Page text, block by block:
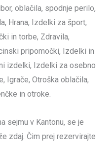
oblačila, spodnje perilo,
Hrana, Izdelki za šport,
in torbe, Zdravila,
pripomočki, Izdelki in
izdelki, Izdelki za osebno
Igrače, Otroška oblačila,
in otroke.
sejmu v Kantonu, se je
zdaj. Čim prej rezervirajte